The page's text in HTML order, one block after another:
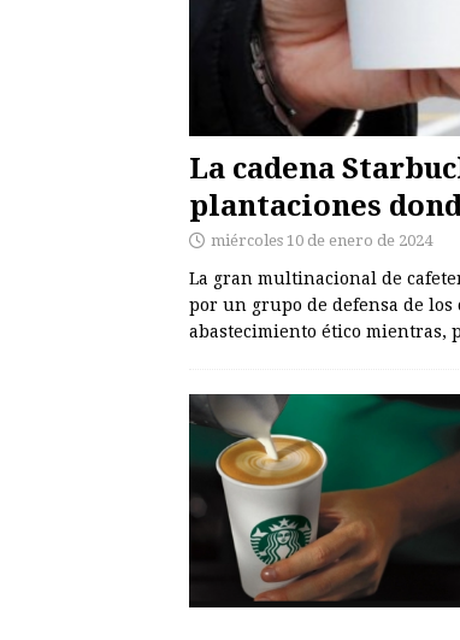
La cadena
plantaciones
miércoles 10 de enero de 2024
La gran multinacional de
por un grupo de defensa de
abastecimiento ético mientras,